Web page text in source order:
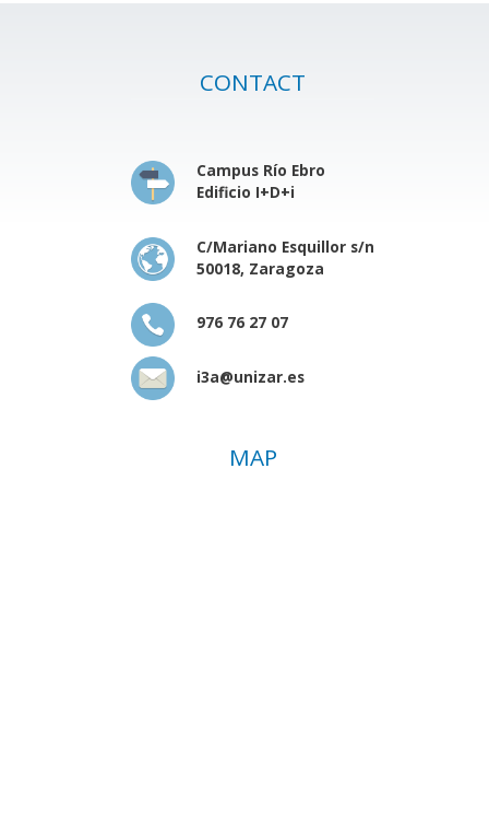
CONTACT
Campus Río Ebro
Edificio I+D+i
C/Mariano Esquillor s/n
50018, Zaragoza
976 76 27 07
i3a@unizar.es
MAP